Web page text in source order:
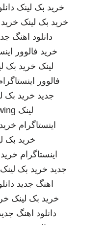
خرید بک لینک
خرید بک لینک
دانلود اهنگ
خرید فالوور
لینک خرید بک
فالوور
جدید خرید بک
لینک
اینستاگرام
خرید بک
اینستاگرام
جدید خرید بک لینک
اهنگ جدید
خرید بک لینک
دانلود اهنگ